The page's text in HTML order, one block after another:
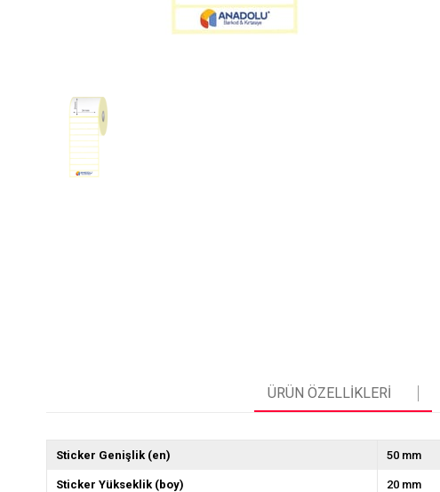
ÜRÜN ÖZELLIKLERI
Sticker Genişlik (en) 50 mm
Sticker Yükseklik (boy) 20 mm